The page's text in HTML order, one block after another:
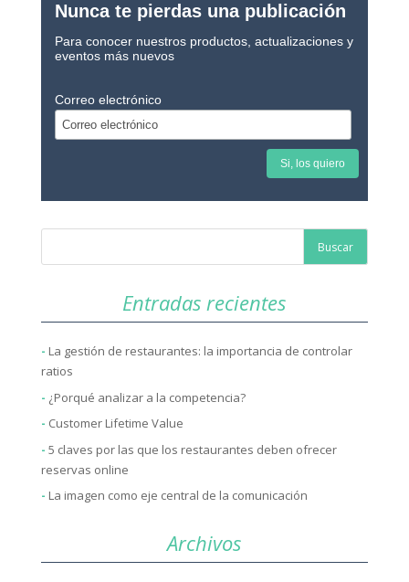
Nunca te pierdas una publicación
Para conocer nuestros productos, actualizaciones y
eventos más nuevos
Correo electrónico
Entradas recientes
La gestión de restaurantes: la importancia de controlar
ratios
¿Porqué analizar a la competencia?
Customer Lifetime Value
5 claves por las que los restaurantes deben ofrecer
reservas online
La imagen como eje central de la comunicación
Archivos